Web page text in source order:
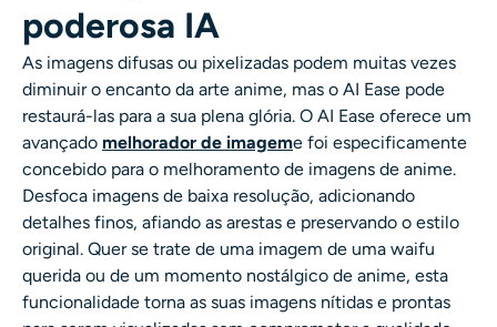
poderosa IA
As imagens difusas ou pixelizadas podem muitas vezes
diminuir o encanto da arte anime, mas o AI Ease pode
restaurá-las para a sua plena glória. O AI Ease oferece um
avançado melhorador de imageme foi especificamente
concebido para o melhoramento de imagens de anime.
Desfoca imagens de baixa resolução, adicionando
detalhes finos, afiando as arestas e preservando o estilo
original. Quer se trate de uma imagem de uma waifu
querida ou de um momento nostálgico de anime, esta
funcionalidade torna as suas imagens nítidas e prontas